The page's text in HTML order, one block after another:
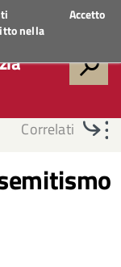
nella
Accetto
Correlati